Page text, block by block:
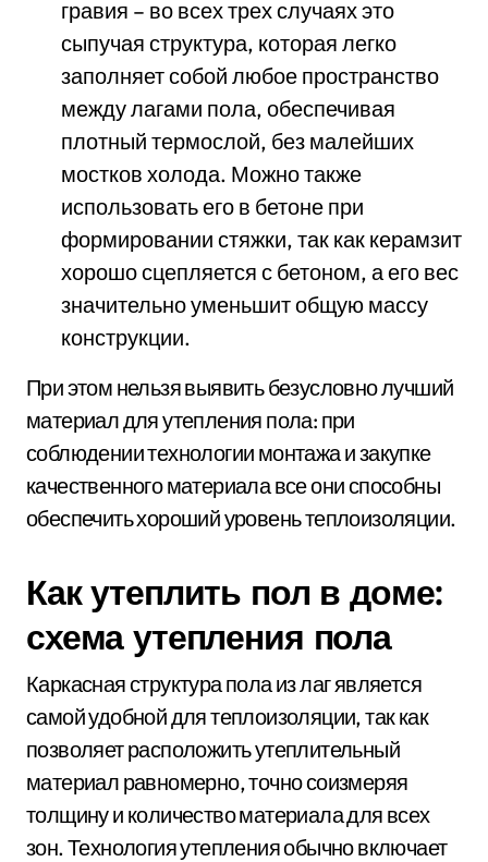
гравия – во всех трех случаях это
сыпучая структура, которая легко
заполняет собой любое пространство
между лагами пола, обеспечивая
плотный термослой, без малейших
мостков холода. Можно также
использовать его в бетоне при
формировании стяжки, так как керамзит
хорошо сцепляется с бетоном, а его вес
значительно уменьшит общую массу
конструкции.
При этом нельзя выявить безусловно лучший
материал для утепления пола: при
соблюдении технологии монтажа и закупке
качественного материала все они способны
обеспечить хороший уровень теплоизоляции.
Как утеплить пол в доме:
схема утепления пола
Каркасная структура пола из лаг является
самой удобной для теплоизоляции, так как
позволяет расположить утеплительный
материал равномерно, точно соизмеряя
толщину и количество материала для всех
зон. Технология утепления обычно включает